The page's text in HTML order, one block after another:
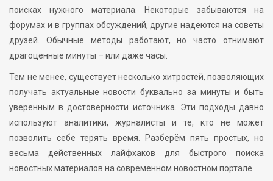
поисках нужного материала. Некоторые забываются на
форумах и в группах обсуждений, другие надеются на советы
друзей. Обычные методы работают, но часто отнимают
драгоценные минуты – или даже часы.
Тем не менее, существует несколько хитростей, позволяющих
получать актуальные новости буквально за минуты и быть
уверенным в достоверности источника. Эти подходы давно
используют аналитики, журналисты и те, кто не может
позволить себе терять время. Разберём пять простых, но
весьма действенных лайфхаков для быстрого поиска
новостных материалов на современном новостном портале.